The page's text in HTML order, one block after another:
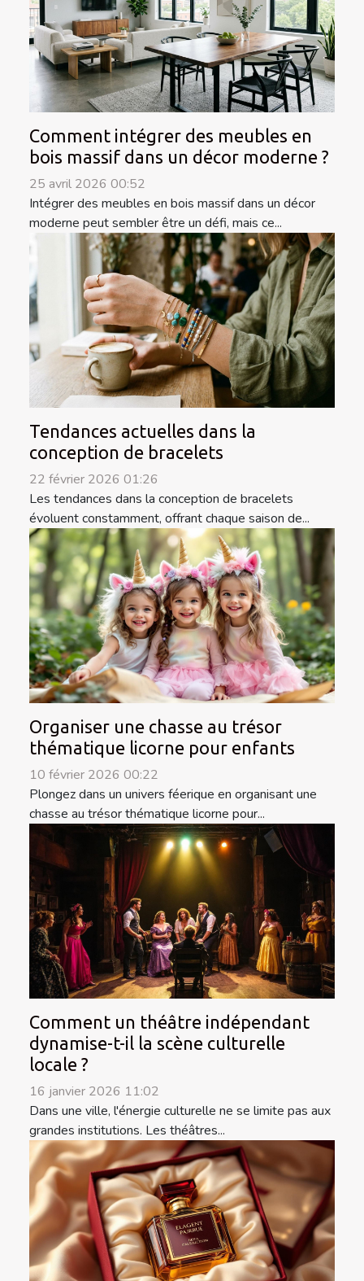
Comment intégrer des meubles en
bois massif dans un décor moderne ?
25 avril 2026 00:52
Intégrer des meubles en bois massif dans un décor
moderne peut sembler être un défi, mais ce...
Tendances actuelles dans la
conception de bracelets
22 février 2026 01:26
Les tendances dans la conception de bracelets
évoluent constamment, offrant chaque saison de...
Organiser une chasse au trésor
thématique licorne pour enfants
10 février 2026 00:22
Plongez dans un univers féerique en organisant une
chasse au trésor thématique licorne pour...
Comment un théâtre indépendant
dynamise-t-il la scène culturelle
locale ?
16 janvier 2026 11:02
Dans une ville, l'énergie culturelle ne se limite pas aux
grandes institutions. Les théâtres...